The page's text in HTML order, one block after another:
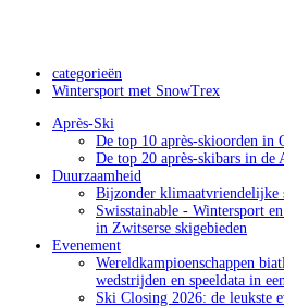
categorieën
Wintersport met SnowTrex
Après-Ski
De top 10 après-skioorden in
De top 20 après-skibars in de
Duurzaamheid
Bijzonder klimaatvriendelijke
Swisstainable - Wintersport
in Zwitserse skigebieden
Evenement
Wereldkampioenschappen
wedstrijden en speeldata in
Ski Closing 2026: de leukste